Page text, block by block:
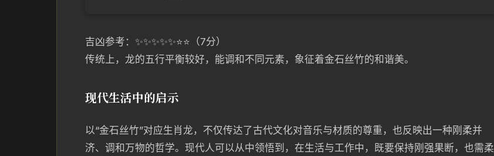
吉凶参考：✨✨✨✨✨⭐⭐（7分）
传统上，龙的五行平衡较好，能调和不同元素，象征着金石丝竹的和谐美。
现代生活中的启示
以“金石丝竹”对应生肖龙，不仅传达了古代文化对音乐与材质的尊重，也反映出一种刚柔并
济、调和万物的哲学。现代人可以从中领悟到，在生活与工作中，既要保持刚强果断，也需柔